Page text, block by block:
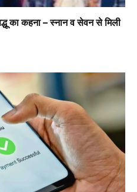
का कहना – स्नान व सेवन से मिली